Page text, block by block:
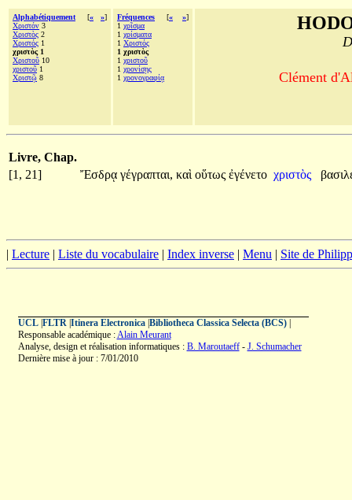
Alphabétiquement [« »]
Χριστόν 3
Χριστὸς 2
Χριστός 1
χριστὸς 1
Χριστοῦ 10
χριστοῦ 1
Χριστῷ 8
Fréquences [« »]
1 χρῖσμα
1 χρίσματα
1 Χριστός
1 χριστὸς
1 χριστοῦ
1 χρονίσῃς
1 χρονογραφίᾳ Clément
Livre, Chap.
[1, 21]
Ἔσδρᾳ γέγραπται, καὶ οὕτως ἐγένετο χριστὸς
| Lecture | Liste du vocabulaire | Index inverse | Menu | Site de
UCL| FLTR| Itinera Electronica| Bibliotheca Classica Selecta (BCS)|
Responsable académique :Alain Meurant
Analyse, design et réalisation informatiques : B. Maroutaeff- J. Schumacher
Dernière mise à jour : 7/01/2010